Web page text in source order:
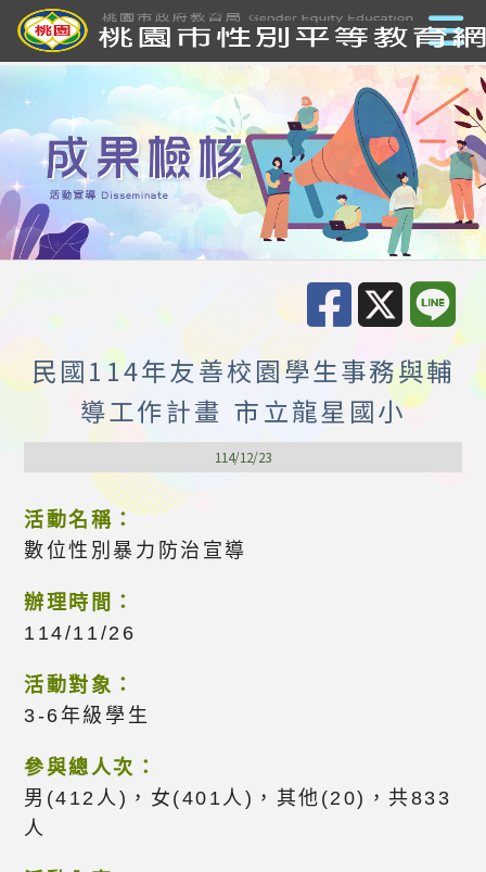
民國114年友善校園學生事務與輔
導工作計畫 市立龍星國小
114/12/23
活動名稱：
數位性別暴力防治宣導
辦理時間：
114/11/26
活動對象：
3-6年級學生
參與總人次：
男(412人)，女(401人)，其他(20)，共833
人